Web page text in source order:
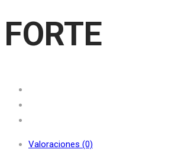
FORTE
Valoraciones (0)